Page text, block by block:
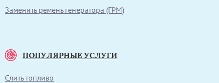
Заменить ремень генератора (ГРМ)
ПОПУЛЯРНЫЕ УСЛУГИ
Слить топливо